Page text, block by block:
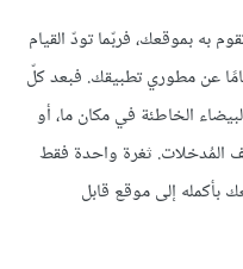
به بموقعك، فربّما تودّ القيام
عن مطوري تطبيقك. فبعد كلّ
الخاطئة في مكان ما، أو
المُدخلات. ثغرة واحدة فقط
إلى موقع قابل